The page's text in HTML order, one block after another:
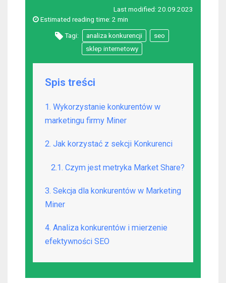
Last modified: 20.09.2023
Estimated reading time: 2 min
Tagi: analiza konkurencji
seo
sklep internetowy
Spis treści
1. Wykorzystanie konkurentów w
marketingu firmy Miner
2. Jak korzystać z sekcji Konkurenci
2.1. Czym jest metryka Market Share?
3. Sekcja dla konkurentów w Marketing
Miner
4. Analiza konkurentów i mierzenie
efektywności SEO